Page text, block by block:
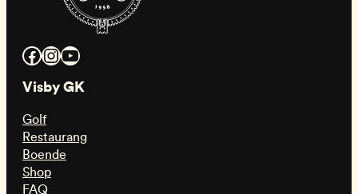
Facebook InstagramYouTube
Visby GK
Golf
Restaurang
Boende
Shop
FAQ